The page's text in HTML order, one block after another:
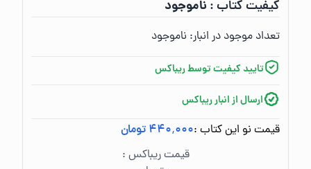
کیفیت کتاب :‌ ناموجود
تعداد موجود در انبار:‌ ناموجود
تایید کیفیت توسط ریباکس
ارسال از انبار ریباکس
قیمت نو این کتاب :۴۴۰٬۰۰۰ تومان
قیمت ریباکس :